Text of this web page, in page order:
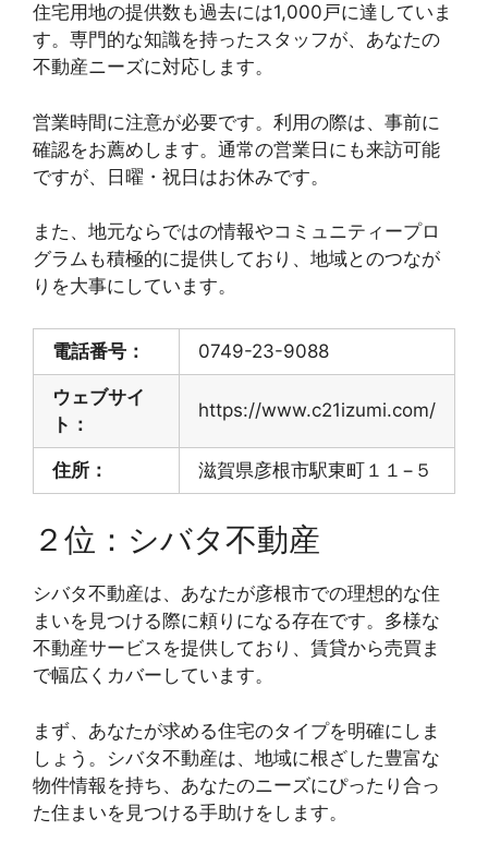
住宅用地の提供数も過去には1,000戸に達していま
す。専門的な知識を持ったスタッフが、あなたの
不動産ニーズに対応します。
営業時間に注意が必要です。利用の際は、事前に
確認をお薦めします。通常の営業日にも来訪可能
ですが、日曜・祝日はお休みです。
また、地元ならではの情報やコミュニティープロ
グラムも積極的に提供しており、地域とのつなが
りを大事にしています。
電話番号： 0749-23-9088
ウェブサイ
ト：
https://www.c21izumi.com/
住所： 滋賀県彦根市駅東町１１−５
２位：シバタ不動産
シバタ不動産は、あなたが彦根市での理想的な住
まいを見つける際に頼りになる存在です。多様な
不動産サービスを提供しており、賃貸から売買ま
で幅広くカバーしています。
まず、あなたが求める住宅のタイプを明確にしま
しょう。シバタ不動産は、地域に根ざした豊富な
物件情報を持ち、あなたのニーズにぴったり合っ
た住まいを見つける手助けをします。